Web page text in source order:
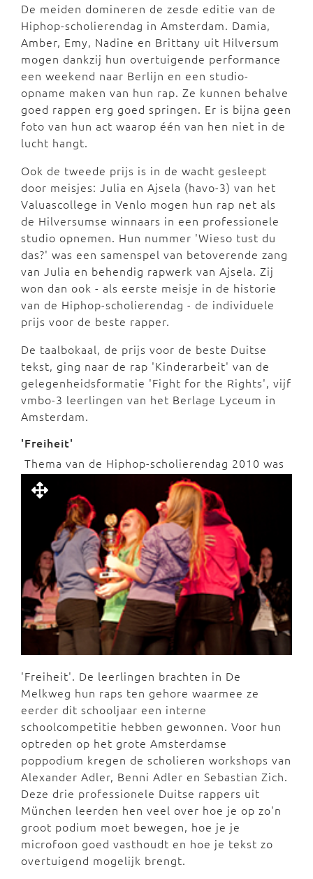
De meiden domineren de zesde editie van de
Hiphop-scholierendag in Amsterdam. Damia,
Amber, Emy, Nadine en Brittany uit Hilversum
mogen dankzij hun overtuigende performance
een weekend naar Berlijn en een studio-
opname maken van hun rap. Ze kunnen behalve
goed rappen erg goed springen. Er is bijna geen
foto van hun act waarop één van hen niet in de
lucht hangt.
Ook de tweede prijs is in de wacht gesleept
door meisjes: Julia en Ajsela (havo-3) van het
Valuascollege in Venlo mogen hun rap net als
de Hilversumse winnaars in een professionele
studio opnemen. Hun nummer 'Wieso tust du
das?' was een samenspel van betoverende zang
van Julia en behendig rapwerk van Ajsela. Zij
won dan ook - als eerste meisje in de historie
van de Hiphop-scholierendag - de individuele
prijs voor de beste rapper.
De taalbokaal, de prijs voor de beste Duitse
tekst, ging naar de rap 'Kinderarbeit' van de
gelegenheidsformatie 'Fight for the Rights', vijf
vmbo-3 leerlingen van het Berlage Lyceum in
Amsterdam.
'Freiheit'
Thema van de Hiphop-scholierendag 2010 was
'Freiheit'. De leerlingen brachten in De
Melkweg hun raps ten gehore waarmee ze
eerder dit schooljaar een interne
schoolcompetitie hebben gewonnen. Voor hun
optreden op het grote Amsterdamse
poppodium kregen de scholieren workshops van
Alexander Adler, Benni Adler en Sebastian Zich.
Deze drie professionele Duitse rappers uit
München leerden hen veel over hoe je op zo'n
groot podium moet bewegen, hoe je je
microfoon goed vasthoudt en hoe je tekst zo
overtuigend mogelijk brengt.